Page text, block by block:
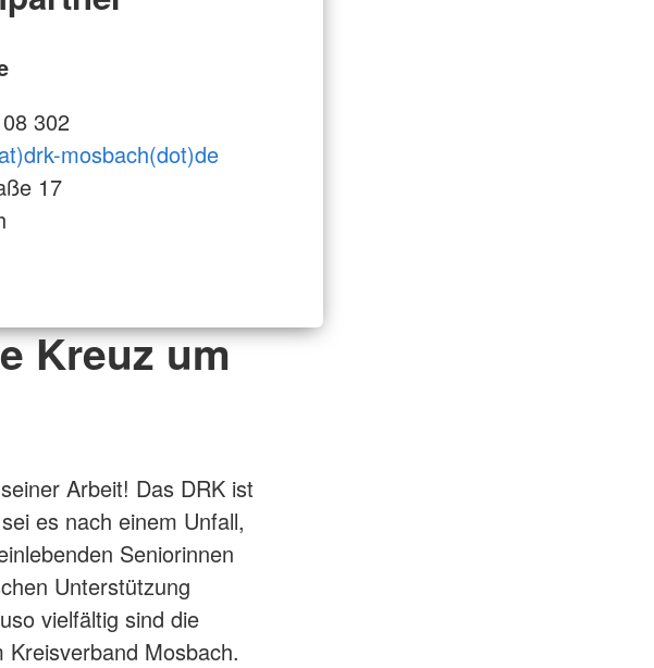
302
mosbach(dot)de
17
Kreuz um
Arbeit! Das DRK ist
es nach einem Unfall,
Seniorinnen
Unterstützung
vielfältig sind die
Mosbach.